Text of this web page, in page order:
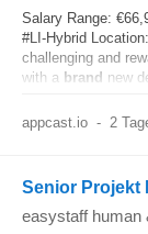
Salary Range:
#LI-Hybrid
challenging and
with a brand new
appcast.io - 2
Senior Projekt
easystaff human